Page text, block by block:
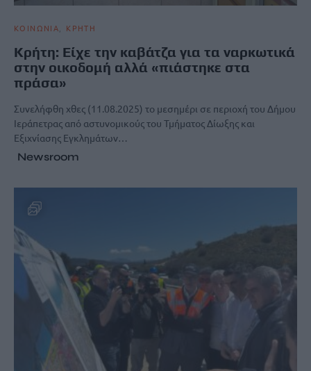
ΚΟΙΝΩΝΙΑ ΚΡΗΤΗ
Κρήτη: Είχε την καβάτζα για τα ναρκωτικά
στην οικοδομή αλλά «πιάστηκε στα
πράσα»
Συνελήφθη χθες (11.08.2025) το μεσημέρι σε περιοχή του Δήμου
Ιεράπετρας από αστυνομικούς του Τμήματος Δίωξης και
Εξιχνίασης Εγκλημάτων…
Newsroom